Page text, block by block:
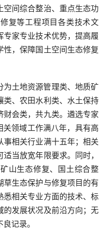
间综合整治、重点生态功
复等工程项目各类技术文
家专业技术优势，提高履
，保障国土空间生态修复
为土地资源管理类、地质矿
类、农田水利类、水土保持
财会类，共九类。遴选专家
领域工作满八年，具有高
相关行业满十五年；相关
当放宽年限要求。同时，
山生态修复、国土综合整
草生态保护与修复项目的有
悉相关专业方面的技术、标
的发展状况及前沿方向；无
记录。